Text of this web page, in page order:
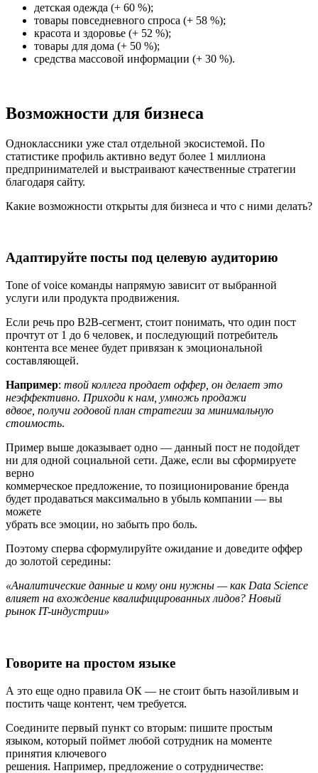
детская одежда (+ 60 %);
товары повседневного спроса (+ 58 %);
красота и здоровье (+ 52 %);
товары для дома (+ 50 %);
средства массовой информации (+ 30 %).
Возможности для бизнеса
Одноклассники уже стал отдельной экосистемой. По
статистике профиль активно ведут более 1 миллиона
предпринимателей и выстраивают качественные стратегии
благодаря сайту.
Какие возможности открыты для бизнеса и что с ними делать?
Адаптируйте посты под целевую аудиторию
Tone of voice команды напрямую зависит от выбранной
услуги или продукта продвижения.
Если речь про B2B-сегмент, стоит понимать, что один пост
прочтут от 1 до 6 человек, и последующий потребитель
контента все менее будет привязан к эмоциональной
составляющей.
Например: твой коллега продает оффер, он делает это
неэффективно. Приходи к нам, умножь продажи
вдвое, получи годовой план стратегии за минимальную
стоимость.
Пример выше доказывает одно — данный пост не подойдет
ни для одной социальной сети. Даже, если вы сформируете
верно
коммерческое предложение, то позиционирование бренда
будет продаваться максимально в убыль компании — вы
можете
убрать все эмоции, но забыть про боль.
Поэтому сперва сформулируйте ожидание и доведите оффер
до золотой середины:
«Аналитические данные и кому они нужны — как Data Science
влияет на вхождение квалифицированных лидов? Новый
рынок IT-индустрии»
Говорите на простом языке
А это еще одно правила ОК — не стоит быть назойливым и
постить чаще контент, чем требуется.
Соедините первый пункт со вторым: пишите простым
языком, который поймет любой сотрудник на моменте
принятия ключевого
решения. Например, предложение о сотрудничестве: